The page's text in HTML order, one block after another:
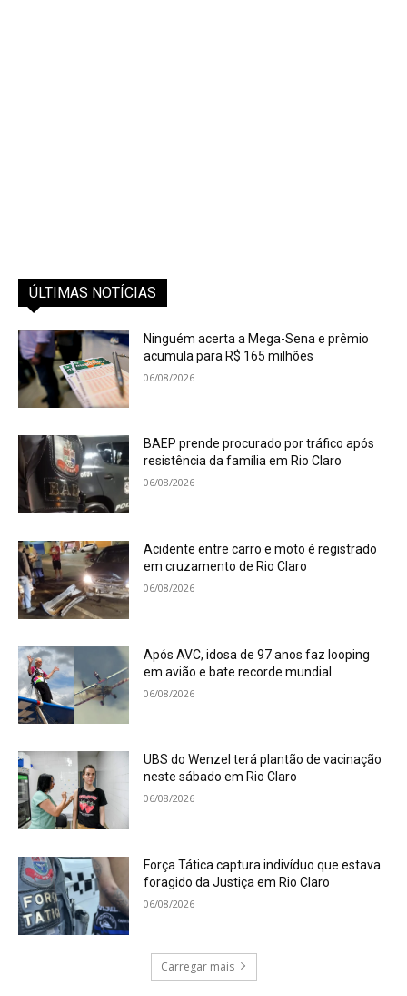
ÚLTIMAS NOTÍCIAS
Ninguém acerta a Mega-Sena e prêmio
acumula para R$ 165 milhões
06/08/2026
BAEP prende procurado por tráfico após
resistência da família em Rio Claro
06/08/2026
Acidente entre carro e moto é registrado
em cruzamento de Rio Claro
06/08/2026
Após AVC, idosa de 97 anos faz looping
em avião e bate recorde mundial
06/08/2026
UBS do Wenzel terá plantão de vacinação
neste sábado em Rio Claro
06/08/2026
Força Tática captura indivíduo que estava
foragido da Justiça em Rio Claro
06/08/2026
Carregar mais